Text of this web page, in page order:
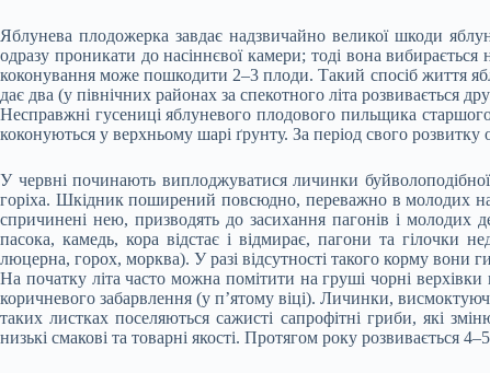
Яблунева плодожерка завдає надзвичайно великої шкоди
одразу проникати до насіннєвої камери; тоді вона
коконування може пошкодити 2–3 плоди. Такий спосіб життя
дає два (у північних районах за спекотного літа розвивається
Несправжні гусениці яблуневого плодового пильщика
коконуються у верхньому шарі ґрунту. За період свого
У червні починають виплоджуватися личинки
горіха. Шкідник поширений повсюдно, переважно в молодих
спричинені нею, призводять до засихання пагонів і молодих
пасока, камедь, кора відстає і відмирає, пагони та гілочки
люцерна, горох, морква). У разі відсутності такого корму вони
На початку літа часто можна помітити на груші чорні
коричневого забарвлення (у п’ятому віці). Личинки,
таких листках поселяються сажисті сапрофітні гриби, які
низькі смакові та товарні якості. Протягом року розвивається